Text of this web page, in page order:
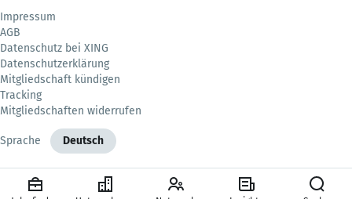
Impressum
AGB
Datenschutz bei XING
Datenschutzerklärung
Mitgliedschaft kündigen
Tracking
Mitgliedschaften widerrufen
Sprache Deutsch